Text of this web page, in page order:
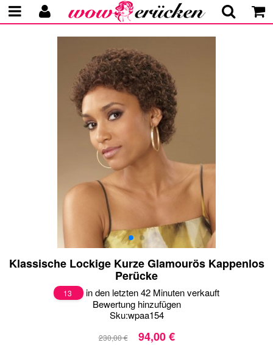
Klassische Lockige Kurze Glamourös Kappenlos
Perücke
13
in den letzten 42 Minuten verkauft
Bewertung hinzufügen
Sku:wpaa154
230,00 € 94,00 €